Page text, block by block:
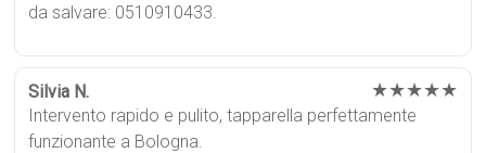
da salvare: 0510910433.
Silvia N. ★★★★★
Intervento rapido e pulito, tapparella perfettamente
funzionante a Bologna.